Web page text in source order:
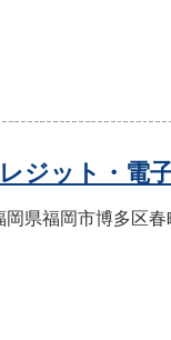
レジット・電
岡県福岡市博多区